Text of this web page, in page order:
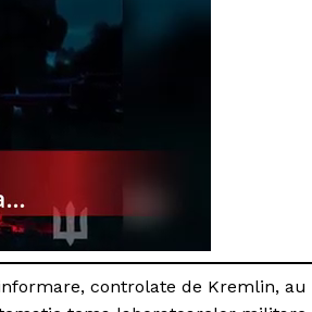
Despre noi / Echipa
Proiecte editoriale
Rețea
controlate de Kremlin, au